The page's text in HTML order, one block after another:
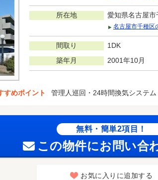
所在地 愛知県名古屋市
名古屋市千種区
間取り 1DK
築年月 2001年10月
すめポイント 管理人巡回・24時間換気システ
無料・簡単2項目！
この物件にお問い合
お気に入りに追加する